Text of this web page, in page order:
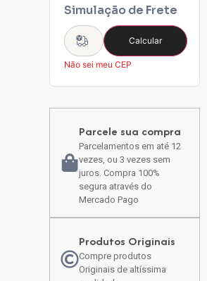
Simulação de Frete
Calcular
Não sei meu CEP
Parcele sua compra
Parcelamentos em até 12
vezes, ou 3 vezes sem
juros. Compra 100%
segura através do
Mercado Pago
Produtos Originais
Compre produtos
Originais de altíssima